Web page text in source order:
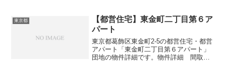
本町2-12間取り1DK-4DK広さ・面積37-74
㎡建...
東京都
【都営住宅】東金町二丁目第６ア
パート
東京都葛飾区東金町2-5の都営住宅・都営
アパート「東金町二丁目第６アパート」
団地の物件詳細です。物件詳細 間取